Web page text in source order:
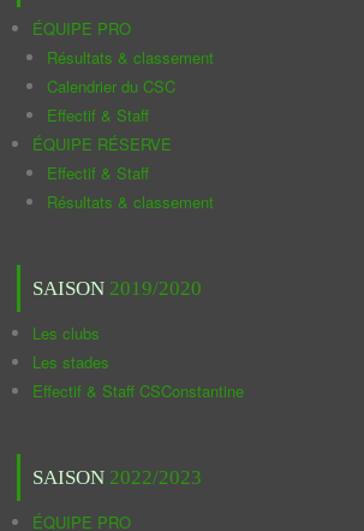
ÉQUIPE PRO
Résultats & classement
Calendrier du CSC
Effectif & Staff
ÉQUIPE RÉSERVE
Effectif & Staff
Résultats & classement
SAISON 2019/2020
Les clubs
Les stades
Effectif & Staff CSConstantine
SAISON 2022/2023
ÉQUIPE PRO